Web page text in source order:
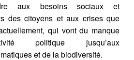
aux besoins sociaux et
des citoyens et aux crises que
qui vont du manque
politique jusqu’aux
et de la biodiversité.